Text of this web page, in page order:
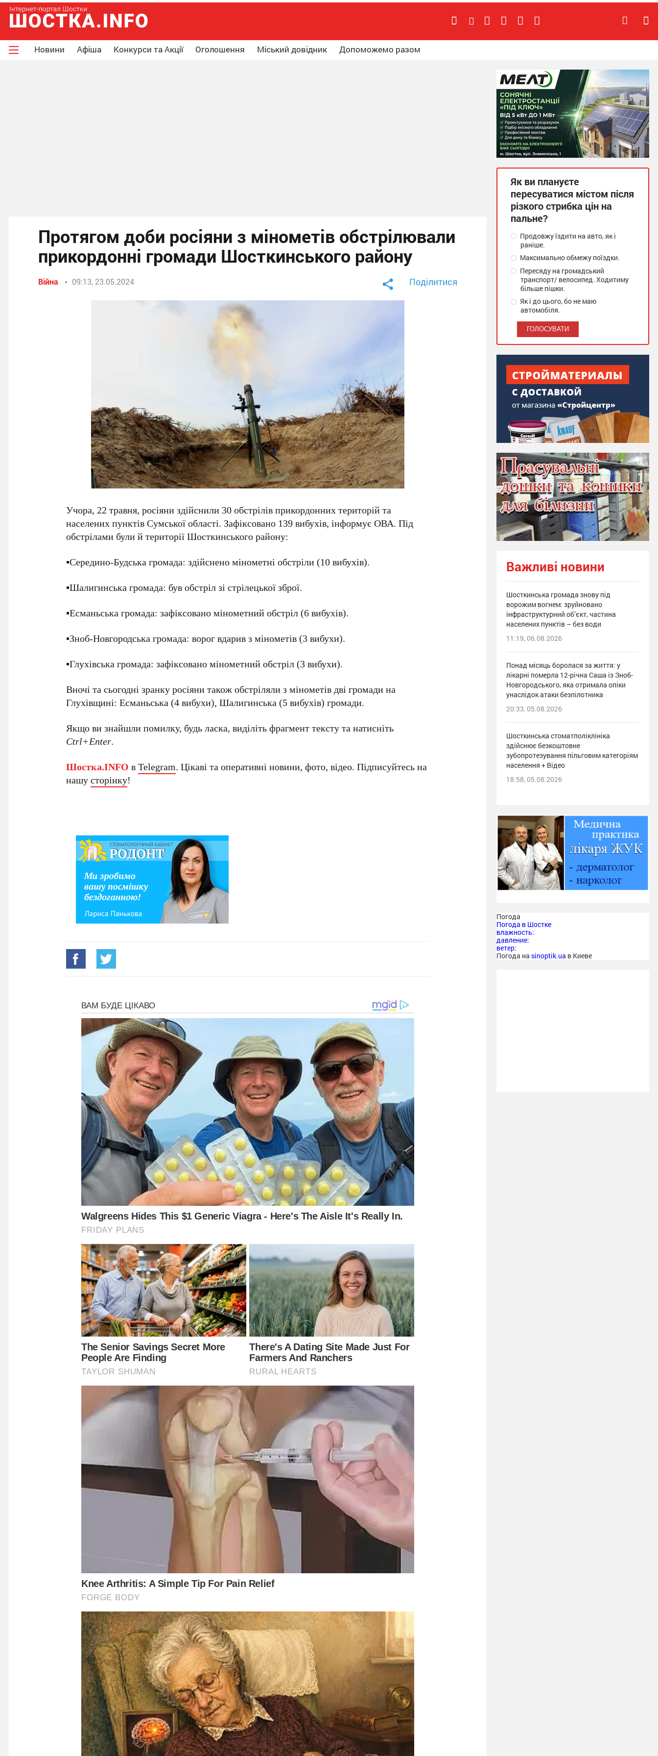
Новини Афіша Конкурси та Акції Оголошення Міський довідник Допоможемо разом
Протягом доби росіяни з мінометів обстрілювали
прикордонні громади Шосткинського району
Війна 09:13, 23.05.2024 Поділитися
Учора, 22 травня, росіяни здійснили 30 обстрілів прикордонних територій та
населених пунктів Сумської області. Зафіксовано 139 вибухів, інформує ОВА. Під
обстрілами були й території Шосткинського району:
▪️Середино-Будська громада: здійснено мінометні обстріли (10 вибухів).
▪️Шалигинська громада: був обстріл зі стрілецької зброї.
▪️Есманьська громада: зафіксовано мінометний обстріл (6 вибухів).
▪️Зноб-Новгородська громада: ворог вдарив з мінометів (3 вибухи).
▪️Глухівська громада: зафіксовано мінометний обстріл (3 вибухи).
Вночі та сьогодні зранку росіяни також обстріляли з мінометів дві громади на
Глухівщині: Есманьська (4 вибухи), Шалигинська (5 вибухів) громади.
Якщо ви знайшли помилку, будь ласка, виділіть фрагмент тексту та натисніть
Ctrl+Enter.
Шостка.INFO вTelegram. Цікаві та оперативні новини, фото, відео. Підписуйтесь на
нашусторінку!
Як ви плануєте
пересуватися містом після
різкого стрибка цін на
пальне?
Продовжу їздити на авто, як і
раніше.
Максимально обмежу поїздки.
Пересяду на громадський
транспорт/ велосипед. Ходитиму
більше пішки.
Як і до цього, бо не маю
автомобіля.
Важливі новини
Шосткинська громада знову під
ворожим вогнем: зруйновано
інфраструктурний об’єкт, частина
населених пунктів – без води
11:19, 06.08.2026
Понад місяць боролася за життя: у
лікарні померла 12-річна Саша із Зноб-
Новгородського, яка отримала опіки
унаслідок атаки безпілотника
20:33, 05.08.2026
Шосткинська стоматполіклініка
здійснює безкоштовне
зубопротезування пільговим категоріям
населення + Відео
18:58, 05.08.2026
Погода
Погода в Шостке
влажность:
давление:
ветер:
Погода на sinoptik.ua в Киеве